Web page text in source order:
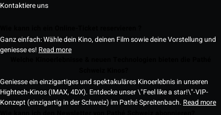
Kontaktiere uns
Ganz einfach: Wähle dein Kino, deinen Film sowie deine Vorstellung und
geniesse es! Read more
Geniesse ein einzigartiges und spektakuläres Kinoerlebnis in unseren
Hightech-Kinos (IMAX, 4DX). Entdecke unser \"Feel like a star!\"-VIP-
Konzept (einzigartig in der Schweiz) im Pathé Spreitenbach. Read more